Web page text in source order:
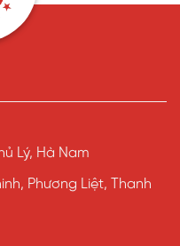
Lý, Hà Nam
Phương Liệt, Thanh